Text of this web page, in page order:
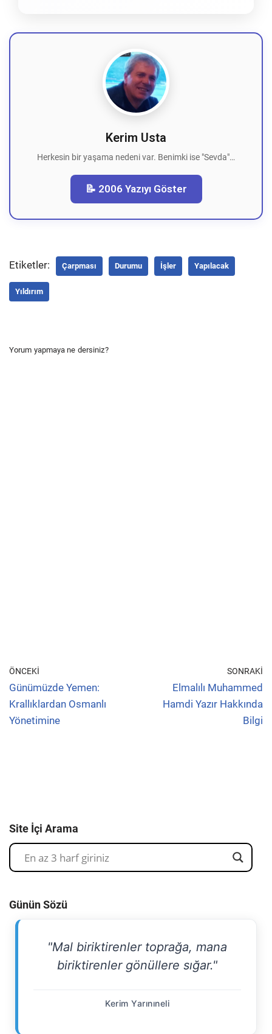
Kerim Usta
Herkesin bir yaşama nedeni var. Benimki ise "Sevda"…
📝 2006 Yazıyı Göster
Etiketler: Çarpması Durumu İşler Yapılacak
Yıldırım
Yorum yapmaya ne dersiniz?
ÖNCEKI
Günümüzde Yemen:
Krallıklardan Osmanlı
Yönetimine
SONRAKI
Elmalılı Muhammed
Hamdi Yazır Hakkında
Bilgi
Site İçi Arama
Günün Sözü
"Mal biriktirenler toprağa, mana
biriktirenler gönüllere sığar."
Kerim Yarınıneli